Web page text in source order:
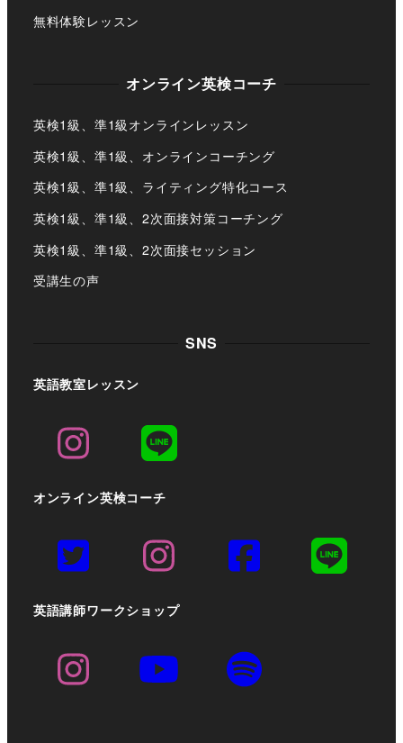
無料体験レッスン
オンライン英検コーチ
英検1級、準1級オンラインレッスン
英検1級、準1級、オンラインコーチング
英検1級、準1級、ライティング特化コース
英検1級、準1級、2次面接対策コーチング
英検1級、準1級、2次面接セッション
受講生の声
SNS
英語教室レッスン
オンライン英検コーチ
英語講師ワークショップ